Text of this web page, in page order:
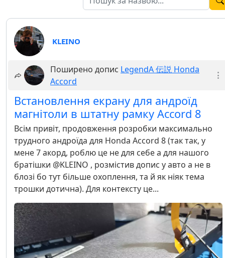
KLEINO
Поширено допис LegendA 伝説 Honda
Accord
Встановлення екрану для андроїд
магнітоли в штатну рамку Accord 8
Всім привіт, продовження розробки максимально
трудного андроїда для Honda Accord 8 (так так, у
мене 7 акорд, роблю це не для себе а для нашого
братішки @KLEINO , розмістив допис у авто а не в
блозі бо тут більше охоплення, та й як ніяк тема
трошки дотична). Для контексту це...